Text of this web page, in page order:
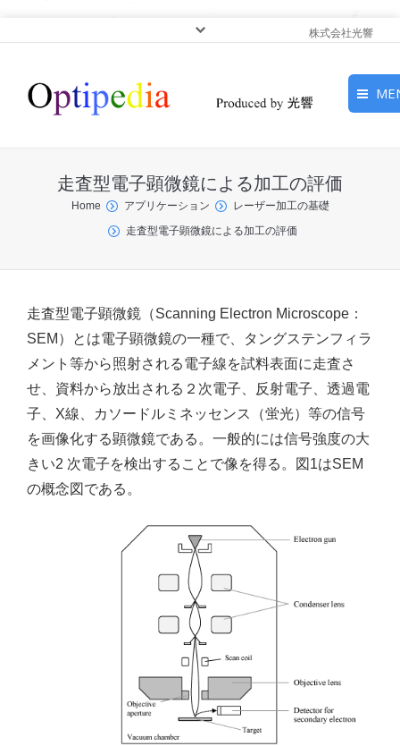
株式会社光響
ピックアップ
光基礎・光源
サービス
走査型電子顕微鏡による加工の評価
You are here:
Home アプリケーション
レーザー加工の基礎
走査型電子顕微鏡による加工の評価
走査型電子顕微鏡（Scanning Electron Microscope：
SEM）とは電子顕微鏡の一種で、タングステンフィラ
メント等から照射される電子線を試料表面に走査さ
せ、資料から放出される２次電子、反射電子、透過電
子、X線、カソードルミネッセンス（蛍光）等の信号
を画像化する顕微鏡である。一般的には信号強度の大
きい2 次電子を検出することで像を得る。図1はSEM
の概念図である。